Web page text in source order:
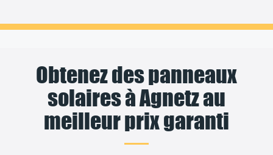
Obtenez des panneaux
solaires à Agnetz au
meilleur prix garanti